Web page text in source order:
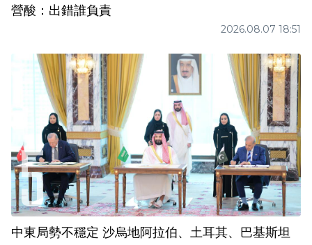
營酸：出錯誰負責
2026.08.07 18:51
中東局勢不穩定 沙烏地阿拉伯、土耳其、巴基斯坦